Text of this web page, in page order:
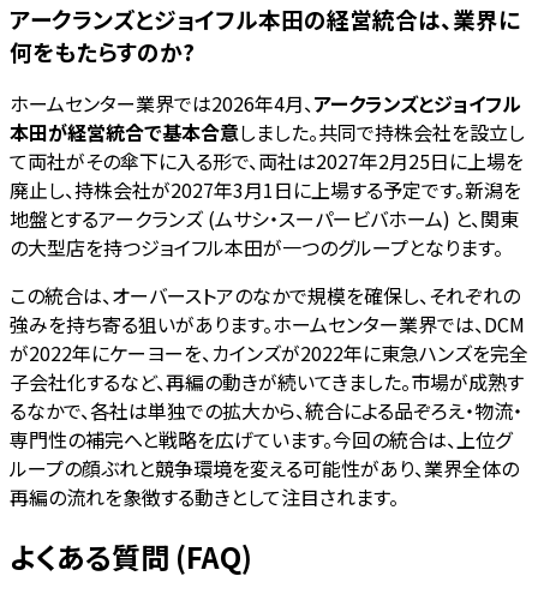
アークランズとジョイフル本田の経営統合は、業界に
何をもたらすのか?
ホームセンター業界では2026年4月、アークランズとジョイフル
本田が経営統合で基本合意しました。共同で持株会社を設立し
て両社がその傘下に入る形で、両社は2027年2月25日に上場を
廃止し、持株会社が2027年3月1日に上場する予定です。新潟を
地盤とするアークランズ (ムサシ・スーパービバホーム) と、関東
の大型店を持つジョイフル本田が一つのグループとなります。
この統合は、オーバーストアのなかで規模を確保し、それぞれの
強みを持ち寄る狙いがあります。ホームセンター業界では、DCM
が2022年にケーヨーを、カインズが2022年に東急ハンズを完全
子会社化するなど、再編の動きが続いてきました。市場が成熟す
るなかで、各社は単独での拡大から、統合による品ぞろえ・物流・
専門性の補完へと戦略を広げています。今回の統合は、上位グ
ループの顔ぶれと競争環境を変える可能性があり、業界全体の
再編の流れを象徴する動きとして注目されます。
よくある質問 (FAQ)